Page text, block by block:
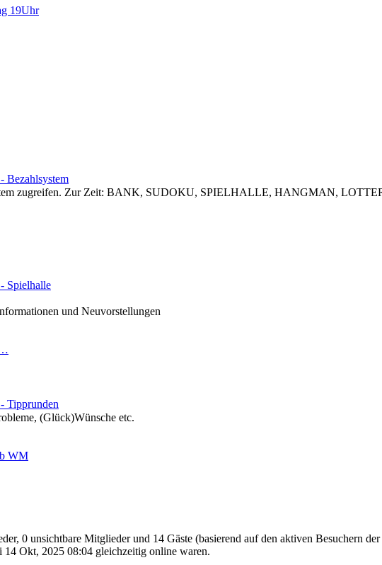
19Uhr
Bezahlsystem
zugreifen. Zur Zeit: BANK, SUDOKU, SPIELHALLE, HANGMAN,
Spielhalle
und Neuvorstellungen
Tipprunden
(Glück)Wünsche etc.
WM
0 unsichtbare Mitglieder und 14 Gäste (basierend auf den aktiven Besuchern
14 Okt, 2025 08:04 gleichzeitig online waren.